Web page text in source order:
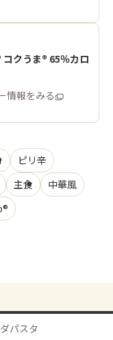
クうま® 65％カロ
情報をみる
ピリ辛
主食
中華風
パスタ